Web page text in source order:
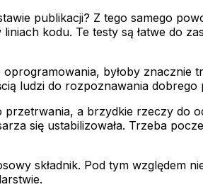
publikacji? Z tego samego
kodu. Te testy są łatwe do
byłoby znacznie
ludzi do rozpoznawania
a brzydkie rzeczy do
się ustabilizowała. Trzeba
składnik. Pod tym względem